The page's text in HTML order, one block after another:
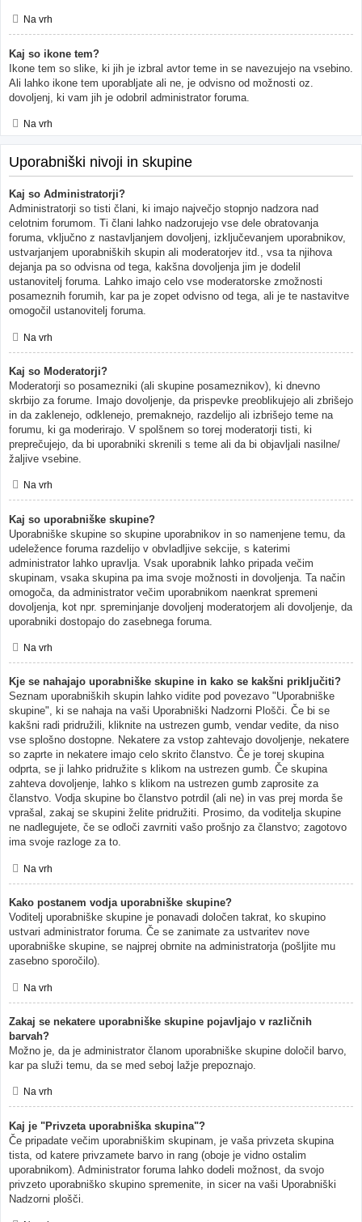
Na vrh
Kaj so ikone tem?
Ikone tem so slike, ki jih je izbral avtor teme in se navezujejo na vsebino.
Ali lahko ikone tem uporabljate ali ne, je odvisno od možnosti oz.
dovoljenj, ki vam jih je odobril administrator foruma.
Na vrh
Uporabniški nivoji in skupine
Kaj so Administratorji?
Administratorji so tisti člani, ki imajo največjo stopnjo nadzora nad
celotnim forumom. Ti člani lahko nadzorujejo vse dele obratovanja
foruma, vključno z nastavljanjem dovoljenj, izključevanjem uporabnikov,
ustvarjanjem uporabniških skupin ali moderatorjev itd., vsa ta njihova
dejanja pa so odvisna od tega, kakšna dovoljenja jim je dodelil
ustanovitelj foruma. Lahko imajo celo vse moderatorske zmožnosti
posameznih forumih, kar pa je zopet odvisno od tega, ali je te nastavitve
omogočil ustanovitelj foruma.
Na vrh
Kaj so Moderatorji?
Moderatorji so posamezniki (ali skupine posameznikov), ki dnevno
skrbijo za forume. Imajo dovoljenje, da prispevke preoblikujejo ali zbrišejo
in da zaklenejo, odklenejo, premaknejo, razdelijo ali izbrišejo teme na
forumu, ki ga moderirajo. V spolšnem so torej moderatorji tisti, ki
preprečujejo, da bi uporabniki skrenili s teme ali da bi objavljali nasilne/
žaljive vsebine.
Na vrh
Kaj so uporabniške skupine?
Uporabniške skupine so skupine uporabnikov in so namenjene temu, da
udeležence foruma razdelijo v obvladljive sekcije, s katerimi
administrator lahko upravlja. Vsak uporabnik lahko pripada večim
skupinam, vsaka skupina pa ima svoje možnosti in dovoljenja. Ta način
omogoča, da administrator večim uporabnikom naenkrat spremeni
dovoljenja, kot npr. spreminjanje dovoljenj moderatorjem ali dovoljenje, da
uporabniki dostopajo do zasebnega foruma.
Na vrh
Kje se nahajajo uporabniške skupine in kako se kakšni priključiti?
Seznam uporabniških skupin lahko vidite pod povezavo "Uporabniške
skupine", ki se nahaja na vaši Uporabniški Nadzorni Plošči. Če bi se
kakšni radi pridružili, kliknite na ustrezen gumb, vendar vedite, da niso
vse splošno dostopne. Nekatere za vstop zahtevajo dovoljenje, nekatere
so zaprte in nekatere imajo celo skrito članstvo. Če je torej skupina
odprta, se ji lahko pridružite s klikom na ustrezen gumb. Če skupina
zahteva dovoljenje, lahko s klikom na ustrezen gumb zaprosite za
članstvo. Vodja skupine bo članstvo potrdil (ali ne) in vas prej morda še
vprašal, zakaj se skupini želite pridružiti. Prosimo, da voditelja skupine
ne nadlegujete, če se odloči zavrniti vašo prošnjo za članstvo; zagotovo
ima svoje razloge za to.
Na vrh
Kako postanem vodja uporabniške skupine?
Voditelj uporabniške skupine je ponavadi določen takrat, ko skupino
ustvari administrator foruma. Če se zanimate za ustvaritev nove
uporabniške skupine, se najprej obrnite na administratorja (pošljite mu
zasebno sporočilo).
Na vrh
Zakaj se nekatere uporabniške skupine pojavljajo v različnih
barvah?
Možno je, da je administrator članom uporabniške skupine določil barvo,
kar pa služi temu, da se med seboj lažje prepoznajo.
Na vrh
Kaj je "Privzeta uporabniška skupina"?
Če pripadate večim uporabniškim skupinam, je vaša privzeta skupina
tista, od katere privzamete barvo in rang (oboje je vidno ostalim
uporabnikom). Administrator foruma lahko dodeli možnost, da svojo
privzeto uporabniško skupino spremenite, in sicer na vaši Uporabniški
Nadzorni plošči.